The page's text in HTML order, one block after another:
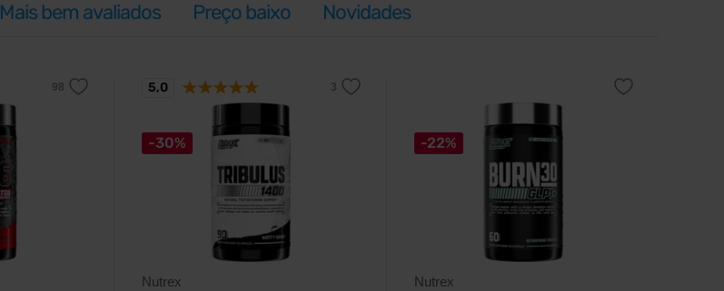
Mais bem avaliados Preço baixo Novidades
-30%
Nutrex
5,0
-22%
Nutrex